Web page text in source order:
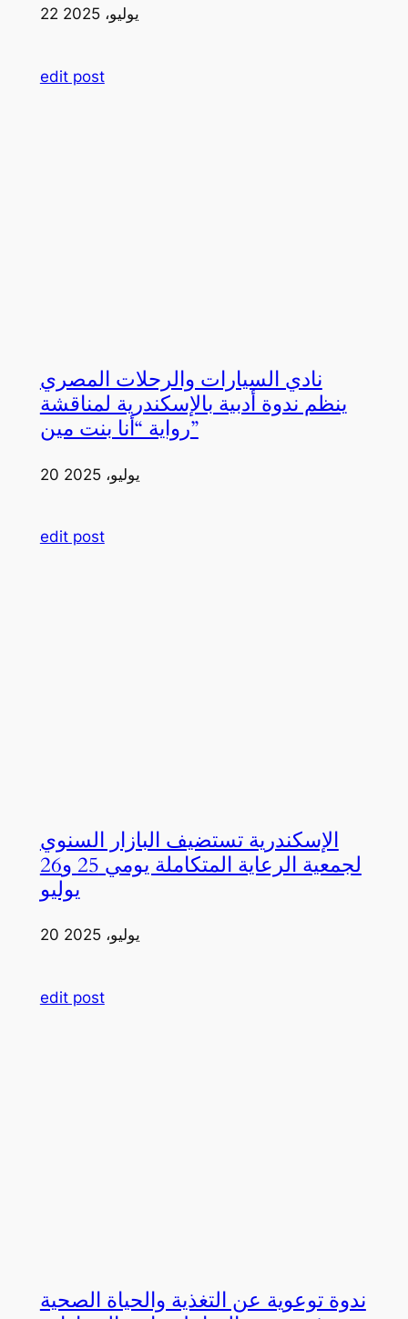
22 يوليو، 2025
edit post
نادي السيارات والرحلات المصري
ينظم ندوة أدبية بالإسكندرية لمناقشة
رواية “أنا بنت مين”
20 يوليو، 2025
edit post
الإسكندرية تستضيف البازار السنوي
لجمعية الرعاية المتكاملة يومي 25 و26
يوليو
20 يوليو، 2025
edit post
ندوة توعوية عن التغذية والحياة الصحية